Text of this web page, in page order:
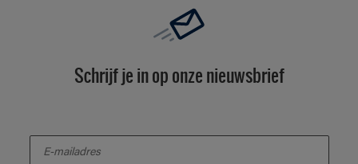
Schrijf je in op onze nieuwsbrief